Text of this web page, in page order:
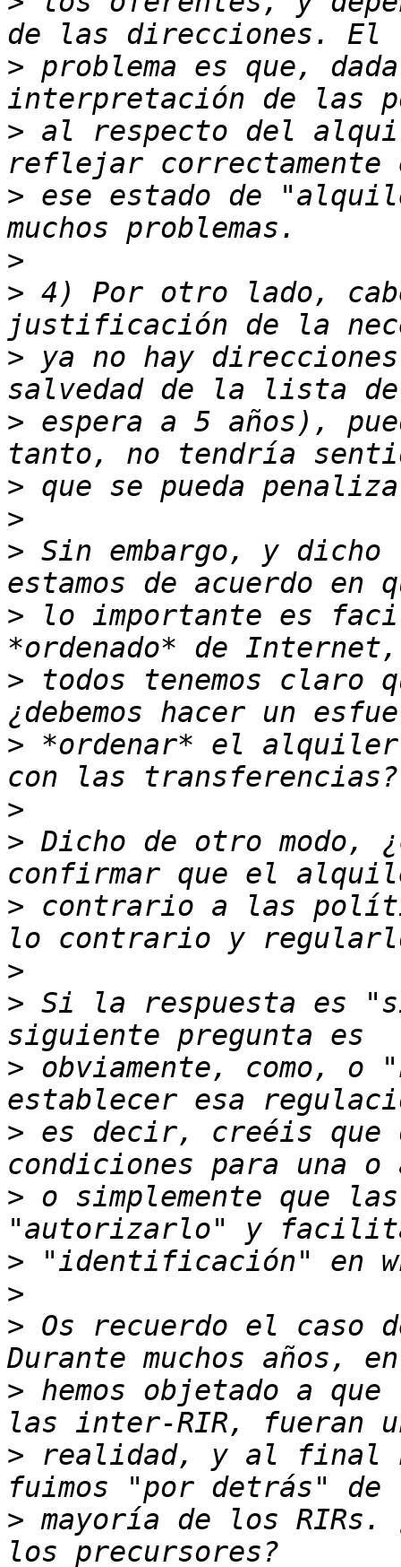
> problema es que,
> al respecto del
> ese estado de
>
> 4) Por otro lado,
> ya no hay
> espera a 5 años),
>
>
> Sin embargo, y
> lo importante es
> todos tenemos claro
> *ordenar* el
>
> Dicho de otro modo,
> contrario a las
>
> Si la respuesta es
> obviamente, como, o
> es decir, creéis que
> o simplemente que
>
>
> Os recuerdo el caso
> hemos objetado a
> realidad, y al final
> mayoría de los RIRs.